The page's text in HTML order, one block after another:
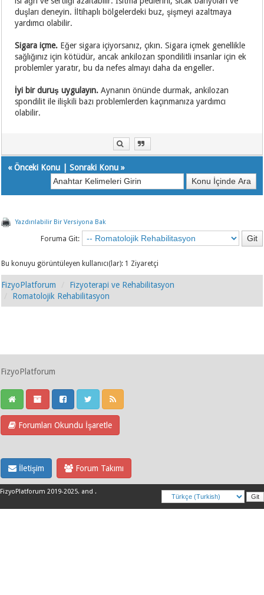
duşları deneyin. İltihaplı bölgelerdeki buz, şişmeyi azaltmaya
yardımcı olabilir.
Sigara içme. Eğer sigara içiyorsanız, çıkın. Sigara içmek genellikle
sağlığınız için kötüdür, ancak ankilozan spondilitli insanlar için ek
problemler yaratır, bu da nefes almayı daha da engeller.
İyi bir duruş uygulayın.Aynanın önünde durmak, ankilozan
spondilit ile ilişkili bazı problemlerden kaçınmanıza yardımcı
olabilir.
«Önceki Konu |Sonraki Konu »
Yazdırılabilir Bir Versiyona Bak
Foruma Git:
Bu konuyu görüntüleyen kullanıcı(lar): 1 Ziyaretçi
FizyoPlatforum
Fizyoterapi ve Rehabilitasyon
Romatolojik Rehabilitasyon
FizyoPlatforum
Forumları Okundu İşaretle
İletişim Forum Takımı
FizyoPlatforum 2019-2025. and .